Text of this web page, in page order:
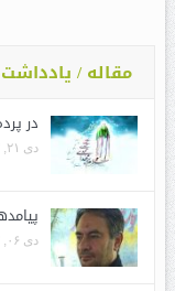
مقاله / یادداشت
در
دی ۲۱, ۱۳۹۷
دی ۰۶, ۱۳۹۷